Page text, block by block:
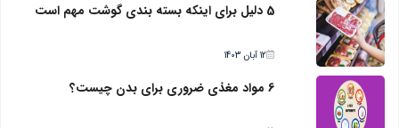
5 دلیل برای اینکه بسته بندی گوشت مهم است
12 آبان 1403
6 مواد مغذی ضروری برای بدن چیست؟